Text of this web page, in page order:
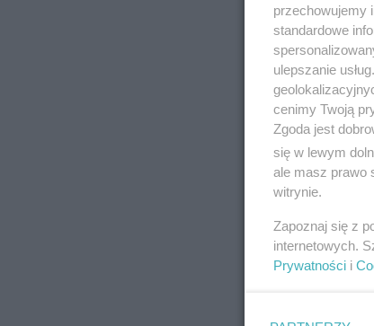
REKLAMA
przechowujemy
standardowe
ulepszanie
cenimy Twoją
Zgoda jest
się w lewym
ale masz prawo
witrynie.
Zapoznaj się z
internetowych.
Prywatności i